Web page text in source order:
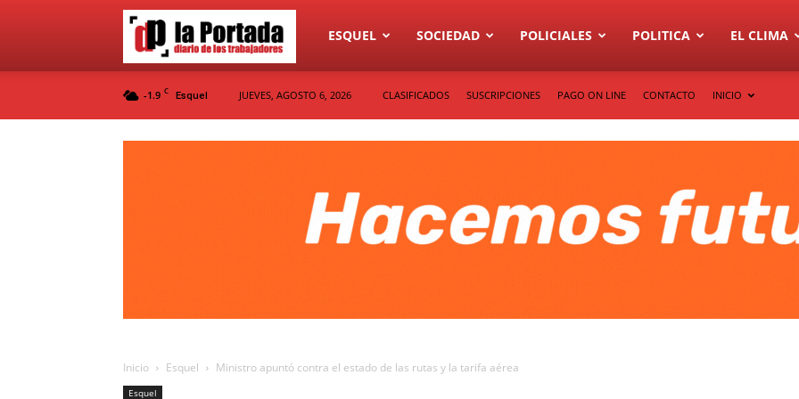
Diario
La
ESQUEL SOCIEDAD POLICIALES POLITICA EL CLIMA
-1.9 C Esquel JUEVES, AGOSTO 6, 2026 CLASIFICADOS SUSCRIPCIONES PAGO ON LINE CONTACTO INICIO
Inicio Esquel Ministro apuntó contra el estado de las rutas y la tarifa aérea
Esquel